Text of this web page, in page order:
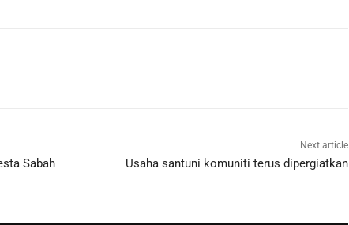
Sabah
Next article
Usaha santuni komuniti terus dipergiatkan